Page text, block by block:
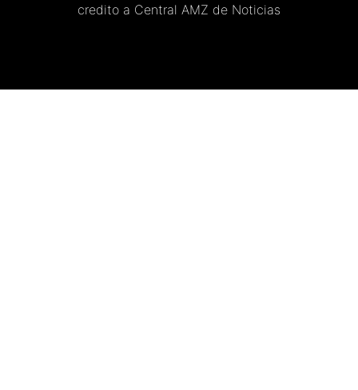
credito a Central AMZ de Noticias